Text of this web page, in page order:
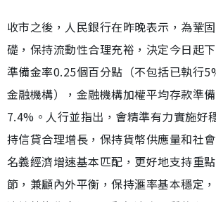
收市之後，人民銀行在昨晚表示，為鞏
礎，保持流動性合理充裕，決定今日起
準備金率0.25個百分點（不包括已執行
金融機構），金融機構加權平均存款準
7.4%。人行並指出，會精準有力實施好
持信貸合理增長，保持貨幣供應量和社
名義經濟增速基本匹配，更好地支持重
節，兼顧內外平衡，保持滙率基本穩定